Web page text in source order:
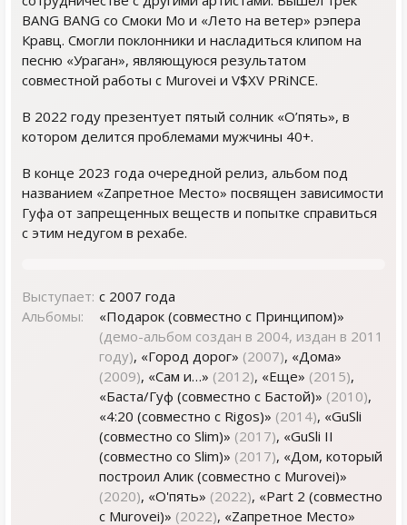
BANG BANG со Смоки Мо и «Лето на ветер» рэпера
Кравц. Смогли поклонники и насладиться клипом на
песню «Ураган», являющуюся результатом
совместной работы с Murovei и V$XV PRiNCE.
В 2022 году презентует пятый солник «О’пять», в
котором делится проблемами мужчины 40+.
В конце 2023 года очередной релиз, альбом под
названием «Zапретное Место» посвящен зависимости
Гуфа от запрещенных веществ и попытке справиться
с этим недугом в рехабе.
Выступает: с 2007 года
Альбомы:
«Подарок (совместно с Принципом)»
(демо-альбом создан в 2004, издан в 2011
году), «Город дорог» (2007), «Дома»
(2009), «Сам и…» (2012), «Еще» (2015),
«Баста/Гуф (совместно с Бастой)» (2010),
«4:20 (совместно с Rigos)» (2014), «GuSli
(совместно со Slim)» (2017), «GuSli II
(совместно со Slim)» (2017), «Дом, который
построил Алик (совместно с Murovei)»
(2020), «О'пять» (2022), «Part 2 (совместно
с Murovei)» (2022), «Zапретное Место»